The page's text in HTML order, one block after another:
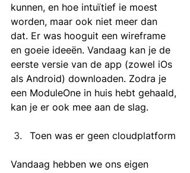
kunnen, en hoe intuïtief ie moest
worden, maar ook niet meer dan
dat. Er was hooguit een wireframe
en goeie ideeën. Vandaag kan je de
eerste versie van de app (zowel iOs
als Android) downloaden. Zodra je
een ModuleOne in huis hebt gehaald,
kan je er ook mee aan de slag.
Toen was er geen cloudplatform
Vandaag hebben we ons eigen